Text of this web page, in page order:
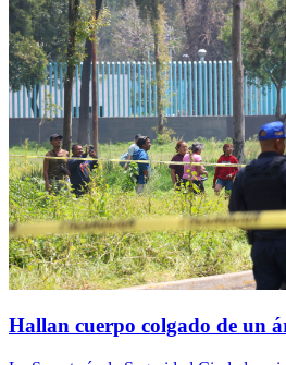
Hallan cuerpo colgado de un